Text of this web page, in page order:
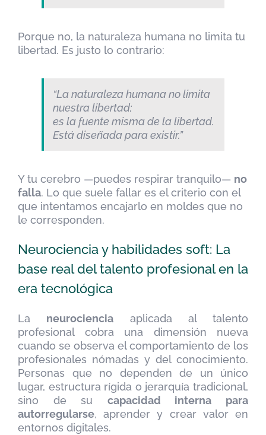
Porque no, la naturaleza humana no limita tu
libertad. Es justo lo contrario:
“La naturaleza humana no limita
nuestra libertad;
es la fuente misma de la libertad.
Está diseñada para existir.”
Y tu cerebro —puedes respirar tranquilo— no
falla. Lo que suele fallar es el criterio con el
que intentamos encajarlo en moldes que no
le corresponden.
Neurociencia y habilidades soft: La
base real del talento profesional en la
era tecnológica
La neurociencia aplicada al talento
profesional cobra una dimensión nueva
cuando se observa el comportamiento de los
profesionales nómadas y del conocimiento.
Personas que no dependen de un único
lugar, estructura rígida o jerarquía tradicional,
sino de su capacidad interna para
autorregularse, aprender y crear valor en
entornos digitales.